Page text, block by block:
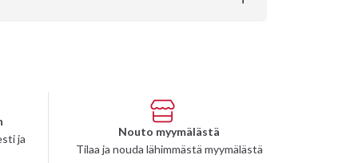
ja
Nouto myymälästä
Tilaa ja nouda lähimmästä myymälästä